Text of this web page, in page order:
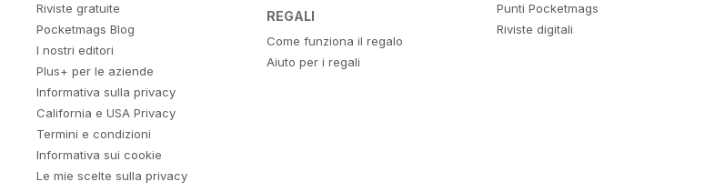
Riviste gratuite
Pocketmags Blog
I nostri editori
Plus+ per le aziende
Informativa sulla privacy
California e USA Privacy
Termini e condizioni
Informativa sui cookie
Le mie scelte sulla privacy
REGALI
Come funziona il regalo
Aiuto per i regali
Punti Pocketmags
Riviste digitali